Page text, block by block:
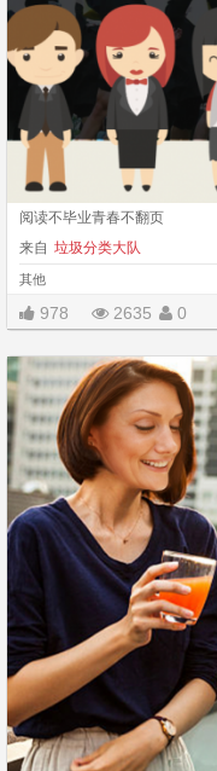
阅读不毕业青春不翻页
来自 垃圾分类大队
其他
978 2635 0